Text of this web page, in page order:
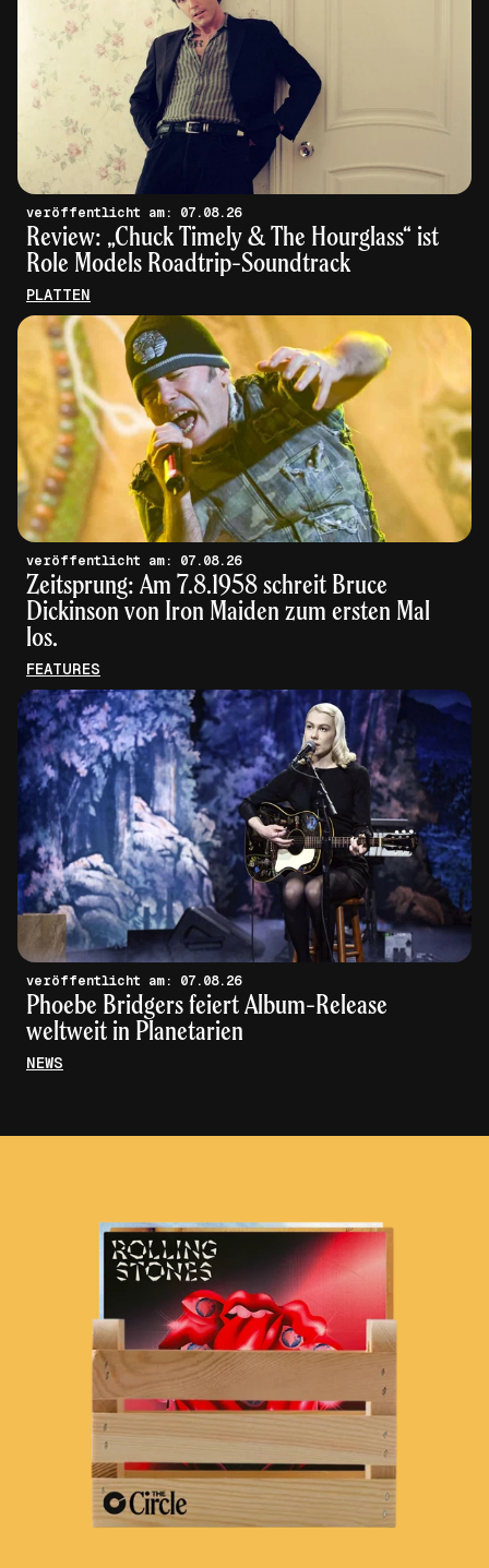
veröffentlicht am: 07.08.26
Review: „Chuck Timely & The Hourglass“ ist
Role Models Roadtrip-Soundtrack
PLATTEN
veröffentlicht am: 07.08.26
Zeitsprung: Am 7.8.1958 schreit Bruce
Dickinson von Iron Maiden zum ersten Mal
los.
FEATURES
veröffentlicht am: 07.08.26
Phoebe Bridgers feiert Album-Release
weltweit in Planetarien
NEWS